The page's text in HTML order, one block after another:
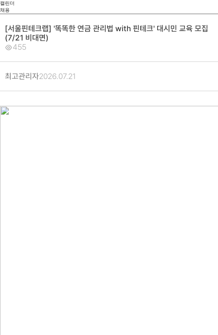
캘린더
채용
[서울핀테크랩] '똑똑한 연금 관리법 with 핀테크' 대시민 교육 모집
(7/21 비대면)
455
최고관리자2026.07.21